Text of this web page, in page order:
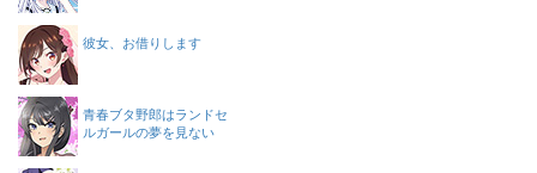
彼女、お借りします
青春ブタ野郎はランドセ
ルガールの夢を見ない